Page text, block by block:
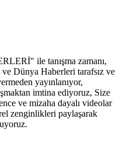
ile tanışma zamanı,
Dünya Haberleri tarafsız ve
yayınlanıyor,
imtina ediyoruz, Size
ve mizaha dayalı videolar
zenginlikleri paylaşarak